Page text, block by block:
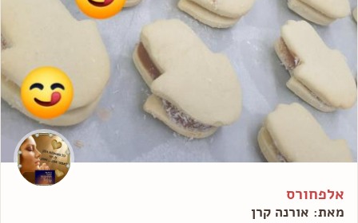
אלפחורס
מאת: אורנה קרן